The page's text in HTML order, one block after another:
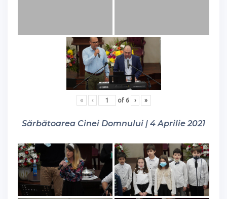
« ‹ of 6 › »
Sărbătoarea Cinei Domnului | 4 Aprilie 2021